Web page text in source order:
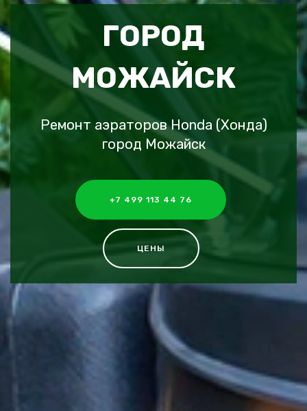
ГОРОД
МОЖАЙСК
Ремонт аэраторов Honda (Хонда)
город Можайск
+7 499 113 44 76
ЦЕНЫ